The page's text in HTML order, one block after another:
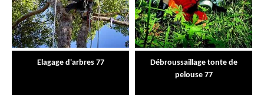
Elagage d'arbres 77
Débroussaillage tonte de
pelouse 77